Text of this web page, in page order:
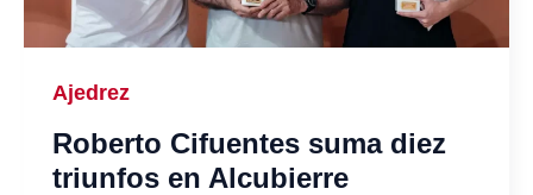
Ajedrez
Roberto Cifuentes suma diez
triunfos en Alcubierre